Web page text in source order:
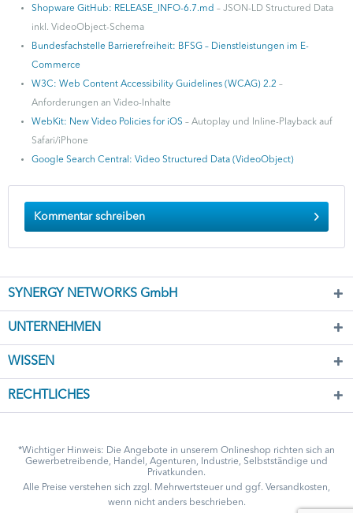
Shopware GitHub: RELEASE_INFO-6.7.md – JSON-LD Structured Data
inkl. VideoObject-Schema
Bundesfachstelle Barrierefreiheit: BFSG – Dienstleistungen im E-
Commerce
W3C: Web Content Accessibility Guidelines (WCAG) 2.2 –
Anforderungen an Video-Inhalte
WebKit: New Video Policies for iOS – Autoplay und Inline-Playback auf
Safari/iPhone
Google Search Central: Video Structured Data (VideoObject)
Kommentar schreiben
SYNERGY NETWORKS GmbH
UNTERNEHMEN
WISSEN
RECHTLICHES
*Wichtiger Hinweis: Die Angebote in unserem Onlineshop richten sich an
Gewerbetreibende, Handel, Agenturen, Industrie, Selbstständige und
Privatkunden.
Alle Preise verstehen sich zzgl. Mehrwertsteuer und ggf. Versandkosten,
wenn nicht anders beschrieben.